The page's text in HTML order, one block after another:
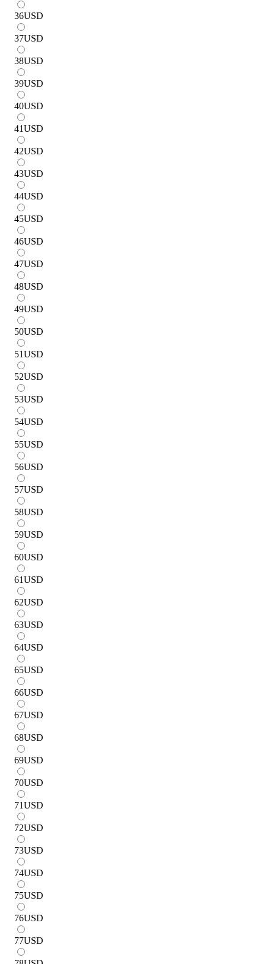
36USD
37USD
38USD
39USD
40USD
41USD
42USD
43USD
44USD
45USD
46USD
47USD
48USD
49USD
50USD
51USD
52USD
53USD
54USD
55USD
56USD
57USD
58USD
59USD
60USD
61USD
62USD
63USD
64USD
65USD
66USD
67USD
68USD
69USD
70USD
71USD
72USD
73USD
74USD
75USD
76USD
77USD